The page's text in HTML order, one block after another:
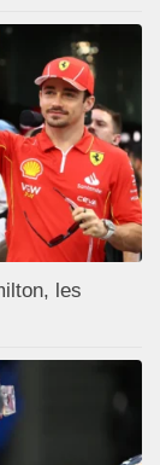
les